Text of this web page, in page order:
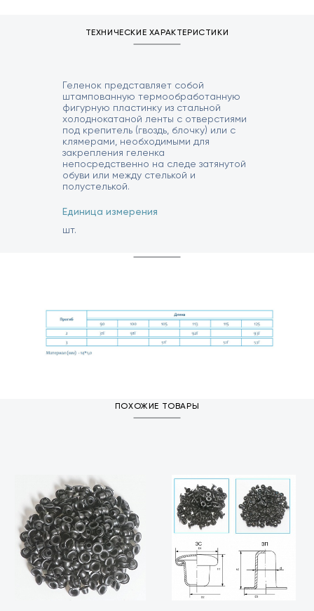
ТЕХНИЧЕСКИЕ ХАРАКТЕРИСТИКИ
Геленок представляет собой
штампованную термообработанную
фигурную пластинку из стальной
холоднокатаной ленты с отверстиями
под крепитель (гвоздь, блочку) или с
клямерами, необходимыми для
закрепления геленка
непосредственно на следе затянутой
обуви или между стелькой и
полустелькой.
Единица измерения
шт.
ПОХОЖИЕ ТОВАРЫ